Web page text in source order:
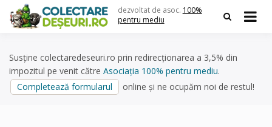
content
dezvoltat de asoc. 100%
pentru mediu
Susține colectaredeseuri.ro prin redirecționarea a 3,5% din
impozitul pe venit către Asociația 100% pentru mediu.
Completează formularul
online și ne ocupăm noi de restul!